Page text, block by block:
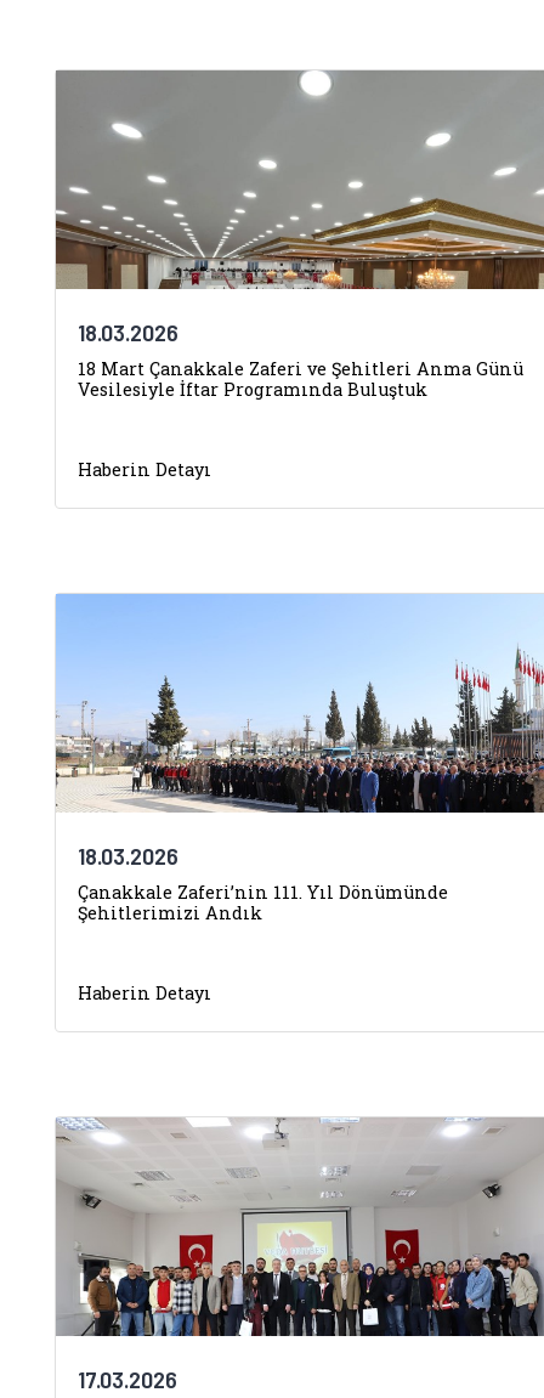
18.03.2026
18 Mart Çanakkale Zaferi ve Şehitleri Anma Günü
Vesilesiyle İftar Programında Buluştuk
Haberin Detayı
18.03.2026
Çanakkale Zaferi’nin 111. Yıl Dönümünde
Şehitlerimizi Andık
Haberin Detayı
17.03.2026